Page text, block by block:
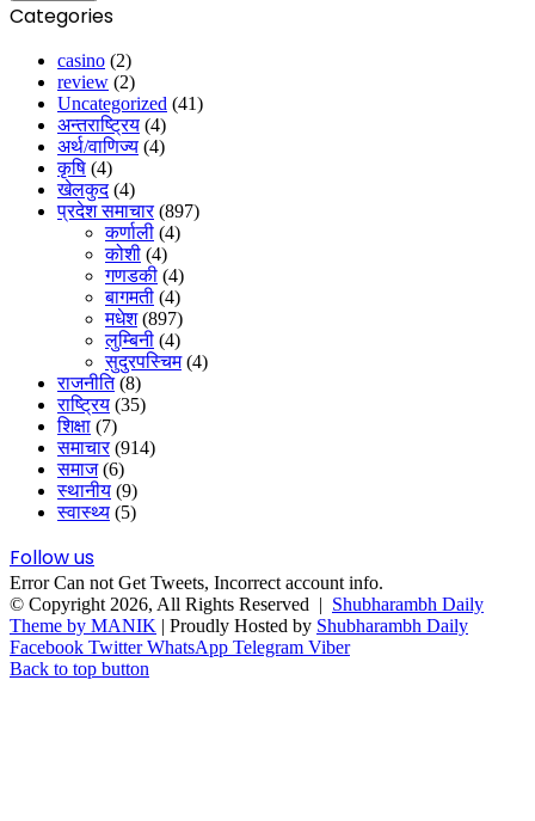
Categories
casino (2)
review (2)
Uncategorized (41)
अन्तराष्ट्रिय (4)
अर्थ/वाणिज्य (4)
कृषि (4)
खेलकुद(4)
प्रदेश समाचार(897)
कर्णाली (4)
कोशी (4)
गणडकी (4)
बागमती (4)
मधेश(897)
लुम्बिनी (4)
सुदुरपस्चिम(4)
राजनीति(8)
राष्ट्रिय (35)
शिक्षा (7)
समाचार(914)
समाज(6)
स्थानीय (9)
स्वास्थ्य (5)
Follow us
Error Can not Get Tweets, Incorrect account info.
© Copyright 2026, All Rights Reserved | Shubharambh Daily
Theme by MANIK | Proudly Hosted by Shubharambh Daily
Facebook Twitter WhatsApp Telegram Viber
Back to top button